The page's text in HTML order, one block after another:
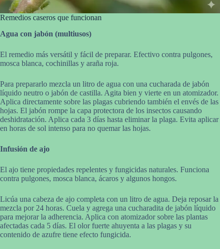
Remedios caseros que funcionan
Agua con jabón (multiusos)
El remedio más versátil y fácil de preparar. Efectivo contra pulgones,
mosca blanca, cochinillas y araña roja.
Para prepararlo mezcla un litro de agua con una cucharada de jabón
líquido neutro o jabón de castilla. Agita bien y vierte en un atomizador.
Aplica directamente sobre las plagas cubriendo también el envés de las
hojas. El jabón rompe la capa protectora de los insectos causando
deshidratación. Aplica cada 3 días hasta eliminar la plaga. Evita aplicar
en horas de sol intenso para no quemar las hojas.
Infusión de ajo
El ajo tiene propiedades repelentes y fungicidas naturales. Funciona
contra pulgones, mosca blanca, ácaros y algunos hongos.
Licúa una cabeza de ajo completa con un litro de agua. Deja reposar la
mezcla por 24 horas. Cuela y agrega una cucharadita de jabón líquido
para mejorar la adherencia. Aplica con atomizador sobre las plantas
afectadas cada 5 días. El olor fuerte ahuyenta a las plagas y su
contenido de azufre tiene efecto fungicida.